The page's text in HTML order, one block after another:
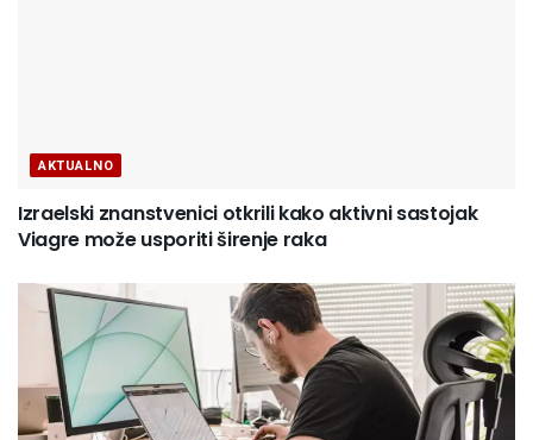
AKTUALNO
Izraelski znanstvenici otkrili kako aktivni sastojak
Viagre može usporiti širenje raka